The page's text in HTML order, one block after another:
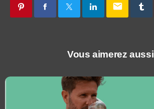
email
Vous aimerez aussi